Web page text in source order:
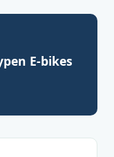
E-bikes